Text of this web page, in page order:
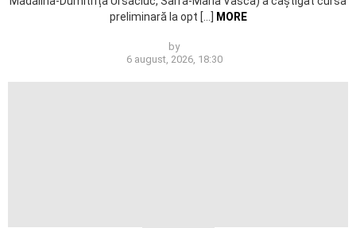
preliminară la opt […]
MORE
by
6 august, 2026, 18:30